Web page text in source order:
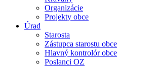
Organizácie
Projekty obce
Úrad
Starosta
Zástupca starostu obce
Hlavný kontrolór obce
Poslanci OZ